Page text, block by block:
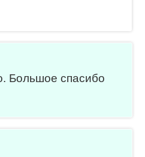
Большое спасибо